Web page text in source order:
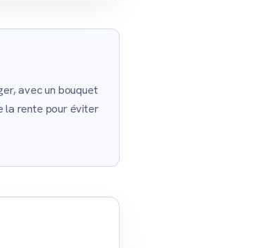
avec un bouquet
la rente pour éviter